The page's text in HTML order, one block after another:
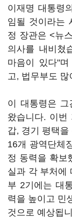
이재명 대통령
임될 것이라는
정 장관은 <뉴
의사를 내비쳤
마음이 있다"
고, 법무부도
이 대통령은 그
왔습니다. 이번
갑, 경기 평택
16개 광역단체
정 동력을 확보
실과 각 부처에
부 2기에는 대
력을 높이고 민
것으로 예상됩